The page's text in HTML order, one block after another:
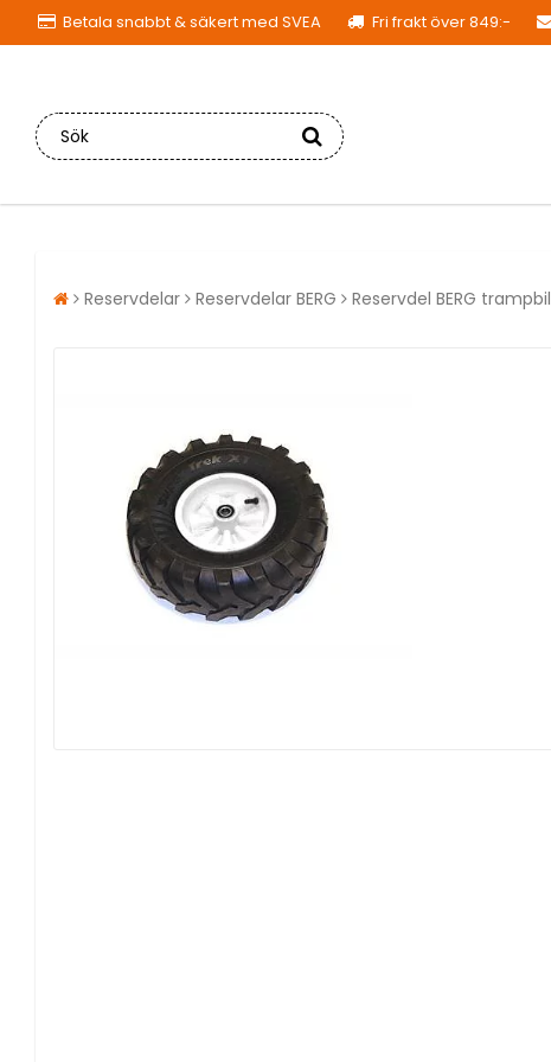
Betala snabbt & säkert med SVEA Fri frakt över 849:-
Reservdelar Reservdelar BERG Reservdel BERG trampbil